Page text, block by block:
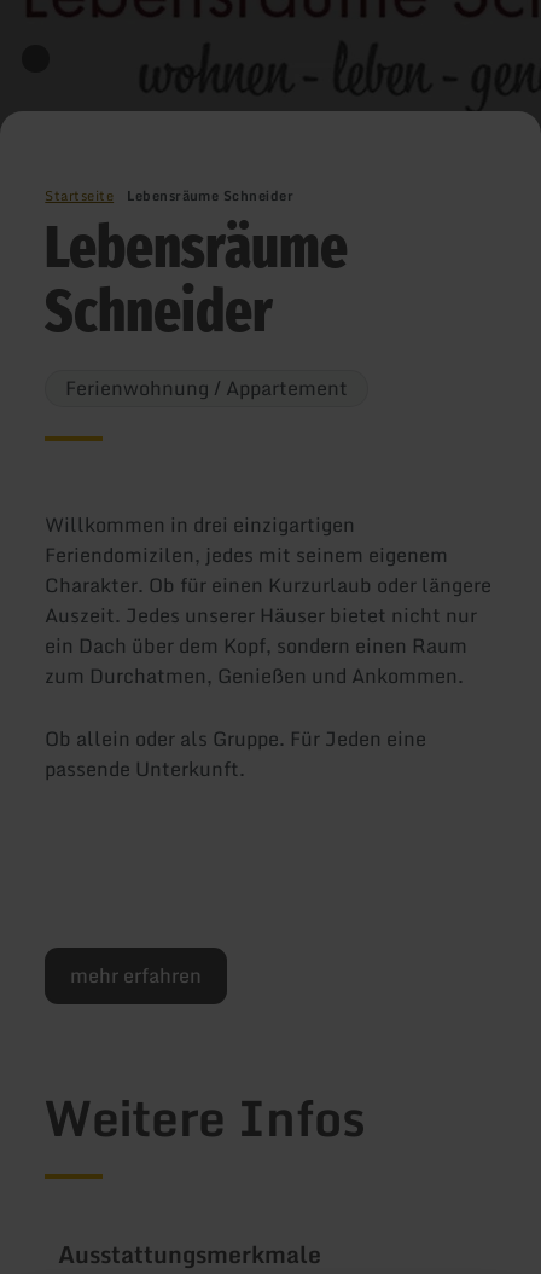
Startseite Lebensräume Schneider
Lebensräume
Schneider
Ferienwohnung / Appartement
Willkommen in drei einzigartigen
Feriendomizilen, jedes mit seinem eigenem
Charakter. Ob für einen Kurzurlaub oder längere
Auszeit. Jedes unserer Häuser bietet nicht nur
ein Dach über dem Kopf, sondern einen Raum
zum Durchatmen, Genießen und Ankommen.
Ob allein oder als Gruppe. Für Jeden eine
passende Unterkunft.
mehr erfahren
Weitere Infos
Ausstattungsmerkmale